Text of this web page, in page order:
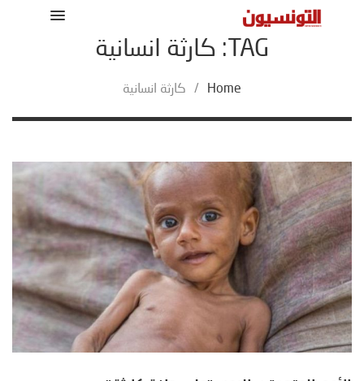
TAG: كارثة انسانية
Home
/ كارثة انسانية